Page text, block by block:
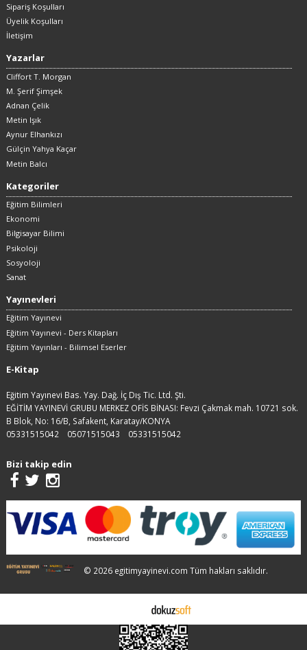
Sipariş Koşulları
Üyelik Koşulları
İletişim
Yazarlar
Cliffort T. Morgan
M. Şerif Şimşek
Adnan Çelik
Metin Işık
Aynur Elhankızı
Gülçin Yahya Kaçar
Metin Balcı
Kategoriler
Eğitim Bilimleri
Ekonomi
Bilgisayar Bilimi
Psikoloji
Sosyoloji
Sanat
Yayınevleri
Eğitim Yayınevi
Eğitim Yayınevi - Ders Kitapları
Eğitim Yayınları - Bilimsel Eserler
E-Kitap
Eğitim Yayınevi Bas. Yay. Dağ. İç Dış Tic. Ltd. Şti.
EĞİTİM YAYINEVİ GRUBU MERKEZ OFİS BİNASI: Fevzi Çakmak mah. 10721 sok.
B Blok, No: 16/B, Safakent, Karatay/KONYA
05331515042
05071515043 05331515042
Bizi takip edin
© 2026 egitimyayinevi.com Tüm hakları saklıdır.